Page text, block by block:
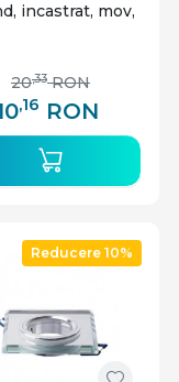
incastrat, mov,
,16 RON
20,33 RON
Reducere 10%